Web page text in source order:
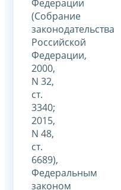
Федерации
(Собрание
законодательства
Российской
Федерации,
2000,
N 32,
ст.
3340;
2015,
N 48,
ст.
6689),
Федеральным
законом